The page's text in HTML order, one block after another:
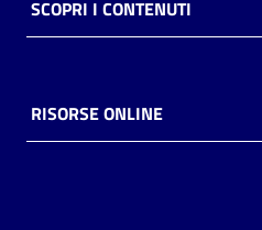
Piani
storico
SCOPRI I CONTENUTI
RISORSE ONLINE